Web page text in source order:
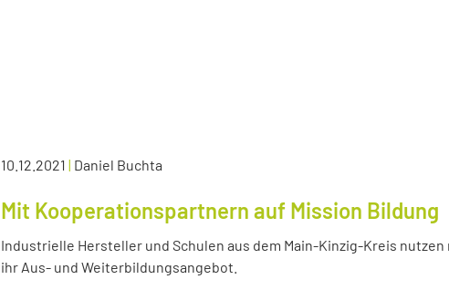
10.12.2021 | Daniel Buchta
Mit Kooperationspartnern auf Mission Bildung
Industrielle Hersteller und Schulen aus dem Main-Kinzig-Kreis
ihr Aus- und Weiterbildungsangebot.